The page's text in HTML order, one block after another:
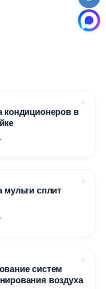
кондиционеров в
мульти сплит
систем
воздуха